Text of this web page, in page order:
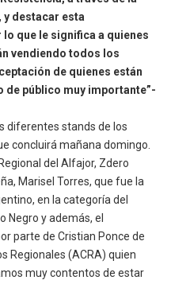
y destacar esta
que le significa a quienes
vendiendo todos los
de quienes están
de público muy importante”-
diferentes stands de los
concluirá mañana domingo.
del Alfajor, Zdero
Marisel Torres, que fue la
en la categoría del
Negro y además, el
parte de Cristian Ponce de
Regionales (ACRA) quien
muy contentos de estar